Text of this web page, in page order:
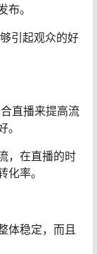
。
引起观众的好
直播来提高流
，在直播的时
率。
体稳定，而且